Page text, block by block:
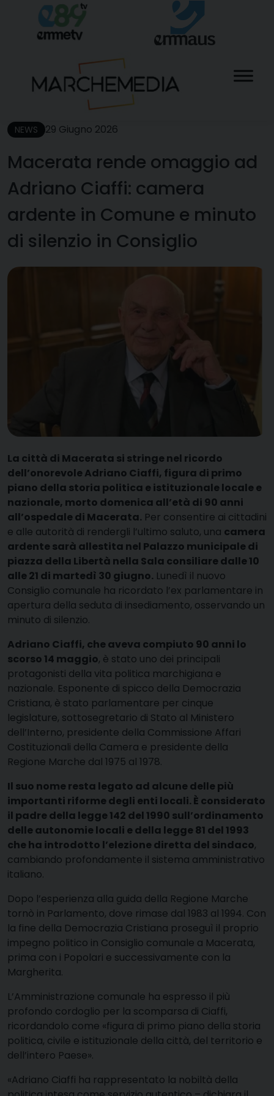
content
NEWS 29 Giugno 2026
Macerata rende omaggio ad
Adriano Ciaffi: camera
ardente in Comune e minuto
di silenzio in Consiglio
La città di Macerata si stringe nel ricordo
dell’onorevole Adriano Ciaffi, figura di primo
piano della storia politica e istituzionale locale e
nazionale, morto domenica all’età di 90 anni
all’ospedale di Macerata. Per consentire ai cittadini
e alle autorità di rendergli l’ultimo saluto, una camera
ardente sarà allestita nel Palazzo municipale di
piazza della Libertà nella Sala consiliare dalle 10
alle 21 di martedì 30 giugno. Lunedì il nuovo
Consiglio comunale ha ricordato l’ex parlamentare in
apertura della seduta di insediamento, osservando un
minuto di silenzio.
Adriano Ciaffi, che aveva compiuto 90 anni lo
scorso 14 maggio, è stato uno dei principali
protagonisti della vita politica marchigiana e
nazionale. Esponente di spicco della Democrazia
Cristiana, è stato parlamentare per cinque
legislature, sottosegretario di Stato al Ministero
dell’Interno, presidente della Commissione Affari
Costituzionali della Camera e presidente della
Regione Marche dal 1975 al 1978.
Il suo nome resta legato ad alcune delle più
importanti riforme degli enti locali. È considerato
il padre della legge 142 del 1990 sull’ordinamento
delle autonomie locali e della legge 81 del 1993
che ha introdotto l’elezione diretta del sindaco,
cambiando profondamente il sistema amministrativo
italiano.
Dopo l’esperienza alla guida della Regione Marche
tornò in Parlamento, dove rimase dal 1983 al 1994. Con
la fine della Democrazia Cristiana proseguì il proprio
impegno politico in Consiglio comunale a Macerata,
prima con i Popolari e successivamente con la
Margherita.
L’Amministrazione comunale ha espresso il più
profondo cordoglio per la scomparsa di Ciaffi,
ricordandolo come «figura di primo piano della storia
politica, civile e istituzionale della città, del territorio e
dell’intero Paese».
«Adriano Ciaffi ha rappresentato la nobiltà della